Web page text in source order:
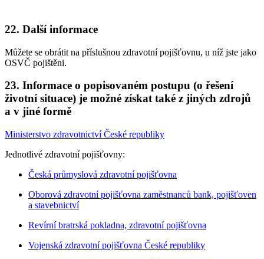
22. Další informace
Můžete se obrátit na příslušnou zdravotní pojišťovnu, u níž jste jako
OSVČ pojištěni.
23. Informace o popisovaném postupu (o řešení
životní situace) je možné získat také z jiných zdrojů
a v jiné formě
Ministerstvo zdravotnictví České republiky
Jednotlivé zdravotní pojišťovny:
Česká průmyslová zdravotní pojišťovna
Oborová zdravotní pojišťovna zaměstnanců bank, pojišťoven
a stavebnictví
Revírní bratrská pokladna, zdravotní pojišťovna
Vojenská zdravotní pojišťovna České republiky